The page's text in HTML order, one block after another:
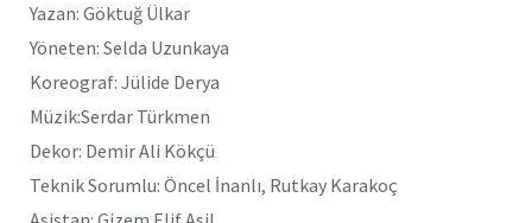
Yazan: Göktuğ Ülkar
Yöneten: Selda Uzunkaya
Koreograf: Jülide Derya
Müzik:Serdar Türkmen
Dekor: Demir Ali Kökçü
Teknik Sorumlu: Öncel İnanlı, Rutkay Karakoç